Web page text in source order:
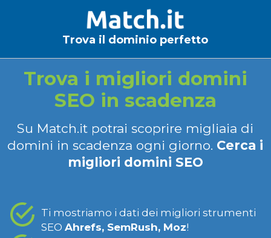
Trova il dominio perfetto
Trova i migliori domini
SEO in scadenza
Su Match.it potrai scoprire migliaia di
domini in scadenza ogni giorno. Cerca i
migliori domini SEO
Ti mostriamo i dati dei migliori strumenti
SEO Ahrefs, SemRush, Moz!